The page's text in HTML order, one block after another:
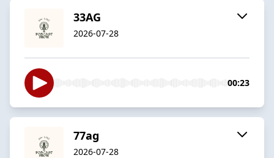
33AG
2026-07-28
00:23
77ag
2026-07-28